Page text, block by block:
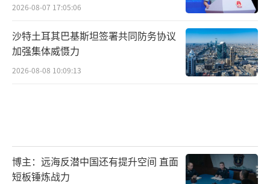
2026-08-07 17:05:06
沙特土耳其巴基斯坦签署共同防务协议
加强集体威慑力
2026-08-08 10:09:13
博主：远海反潜中国还有提升空间 直面
短板锤炼战力